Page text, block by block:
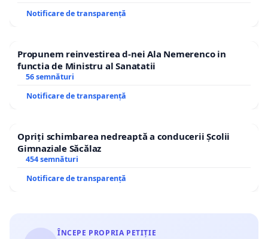
Notificare de transparență
Propunem reinvestirea d-nei Ala Nemerenco in
functia de Ministru al Sanatatii
56 semnături
Notificare de transparență
Opriți schimbarea nedreaptă a conducerii Școlii
Gimnaziale Săcălaz
454 semnături
Notificare de transparență
ÎNCEPE PROPRIA PETIȚIE